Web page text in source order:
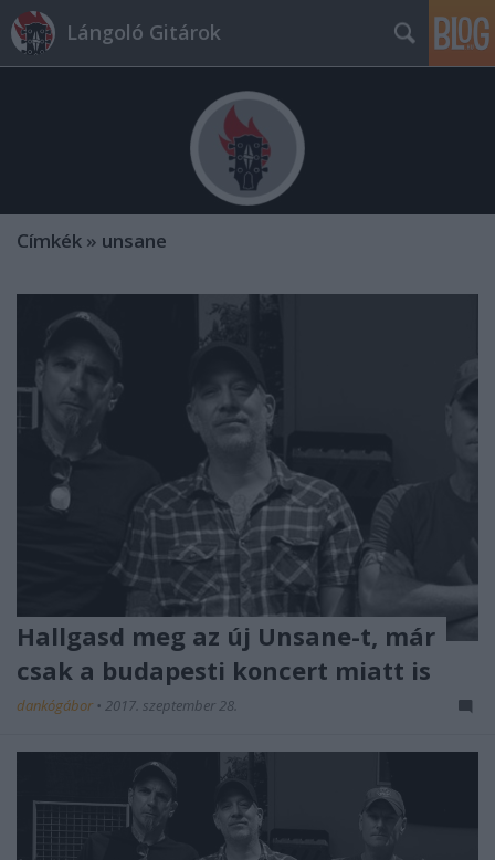
Lángoló Gitárok
Címkék » unsane
Hallgasd meg az új Unsane-t, már
csak a budapesti koncert miatt is
dankógábor • 2017. szeptember 28.